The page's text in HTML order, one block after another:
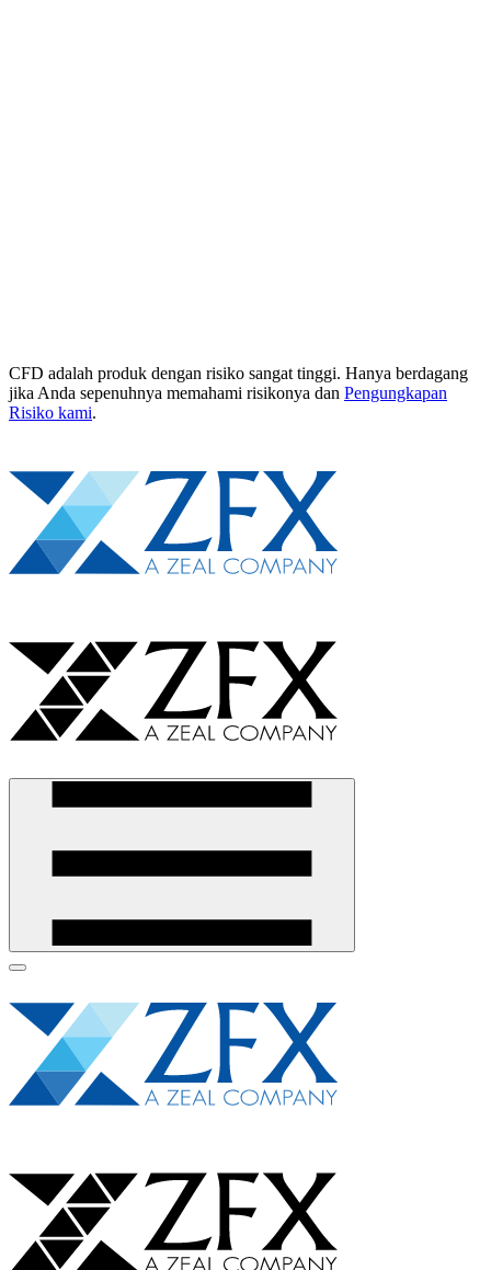
CFD adalah produk dengan risiko sangat tinggi. Hanya berdagang
jika Anda sepenuhnya memahami risikonya dan Pengungkapan
Risiko kami.